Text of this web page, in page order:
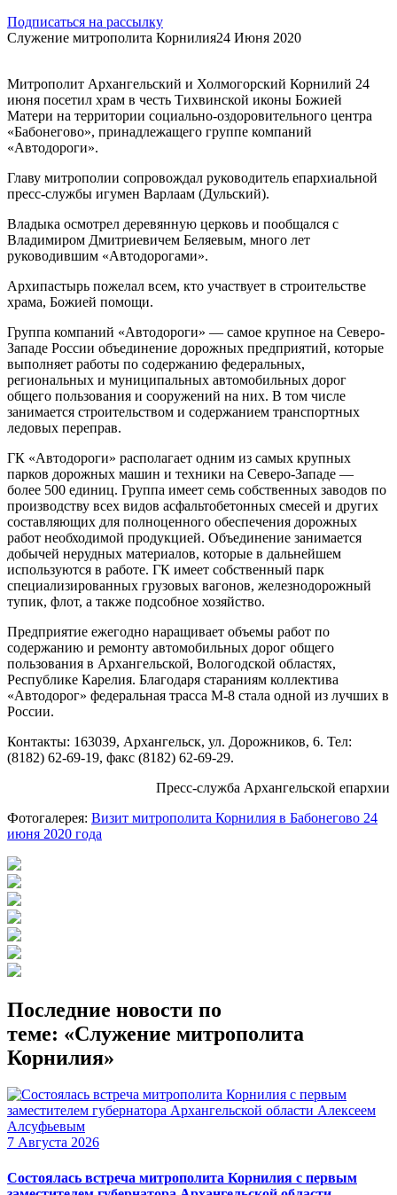
Подписаться на рассылку
Служение митрополита Корнилия24 Июня 2020
Митрополит Архангельский и Холмогорский Корнилий 24
июня посетил храм в честь Тихвинской иконы Божией
Матери на территории социально-оздоровительного центра
«Бабонегово», принадлежащего группе компаний
«Автодороги».
Главу митрополии сопровождал руководитель епархиальной
пресс-службы игумен Варлаам (Дульский).
Владыка осмотрел деревянную церковь и пообщался с
Владимиром Дмитриевичем Беляевым, много лет
руководившим «Автодорогами».
Архипастырь пожелал всем, кто участвует в строительстве
храма, Божией помощи.
Группа компаний «Автодороги» — самое крупное на Северо-
Западе России объединение дорожных предприятий, которые
выполняет работы по содержанию федеральных,
региональных и муниципальных автомобильных дорог
общего пользования и сооружений на них. В том числе
занимается строительством и содержанием транспортных
ледовых переправ.
ГК «Автодороги» располагает одним из самых крупных
парков дорожных машин и техники на Северо-Западе —
более 500 единиц. Группа имеет семь собственных заводов по
производству всех видов асфальтобетонных смесей и других
составляющих для полноценного обеспечения дорожных
работ необходимой продукцией. Объединение занимается
добычей нерудных материалов, которые в дальнейшем
используются в работе. ГК имеет собственный парк
специализированных грузовых вагонов, железнодорожный
тупик, флот, а также подсобное хозяйство.
Предприятие ежегодно наращивает объемы работ по
содержанию и ремонту автомобильных дорог общего
пользования в Архангельской, Вологодской областях,
Республике Карелия. Благодаря стараниям коллектива
«Автодорог» федеральная трасса М-8 стала одной из лучших в
России.
Контакты: 163039, Архангельск, ул. Дорожников, 6. Тел:
(8182) 62-69-19, факс (8182) 62-69-29.
Пресс-служба Архангельской епархии
Фотогалерея: Визит митрополита Корнилия в Бабонегово 24
июня 2020 года
Последние новости по
теме: «Служение митрополита
Корнилия»
7 Августа 2026
Состоялась встреча митрополита Корнилия с первым